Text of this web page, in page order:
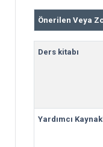
Önerilen Veya
Ders kitabı
Yardımcı